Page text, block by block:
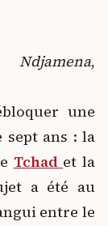
,
une
ans : la
Tchad et la
a été au
entre le